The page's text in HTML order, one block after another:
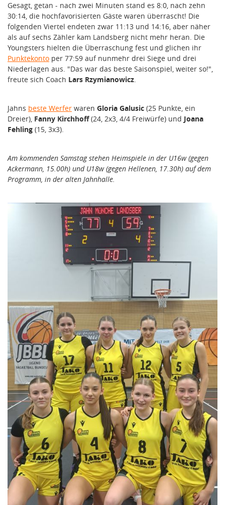
Gesagt, getan - nach zwei Minuten stand es 8:0, nach zehn
30:14, die hochfavorisierten Gäste waren überrascht! Die
folgenden Viertel endeten zwar 11:13 und 14:16, aber näher
als auf sechs Zähler kam Landsberg nicht mehr heran. Die
Youngsters hielten die Überraschung fest und glichen ihr
Punktekonto per 77:59 auf nunmehr drei Siege und drei
Niederlagen aus. "Das war das beste Saisonspiel, weiter so!",
freute sich Coach Lars Rzymianowicz.
Jahns beste Werfer waren Gloria Galusic (25 Punkte, ein
Dreier), Fanny Kirchhoff(24, 2x3, 4/4 Freiwürfe) und Joana
Fehling (15, 3x3).
Am kommenden Samstag stehen Heimspiele in der U16w (gegen
Ackermann, 15.00h) und U18w (gegen Hellenen, 17.30h) auf dem
Programm, in der alten Jahnhalle.